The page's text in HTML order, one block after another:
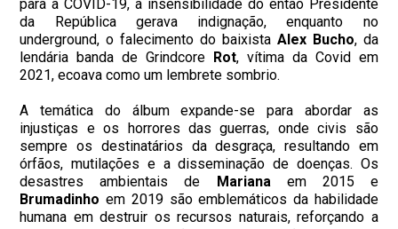
para a COVID-19, a insensibilidade do então Presidente
da República gerava indignação, enquanto no
underground, o falecimento do baixista Alex Bucho, da
lendária banda de Grindcore Rot, vítima da Covid em
2021, ecoava como um lembrete sombrio.
A temática do álbum expande-se para abordar as
injustiças e os horrores das guerras, onde civis são
sempre os destinatários da desgraça, resultando em
órfãos, mutilações e a disseminação de doenças. Os
desastres ambientais de Mariana em 2015 e
Brumadinho em 2019 são emblemáticos da habilidade
humana em destruir os recursos naturais, reforçando a